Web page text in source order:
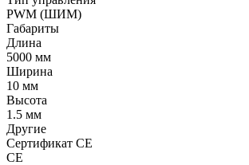
PWM (ШИМ)
Габариты
Длина
5000 мм
Ширина
10 мм
Высота
1.5 мм
Другие
Сертификат CE
CE